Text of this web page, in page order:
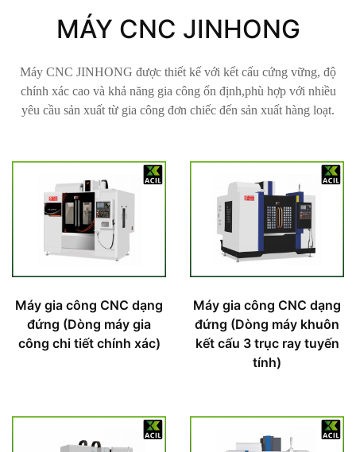
MÁY CNC JINHONG
Máy CNC JINHONG được thiết kế với kết cấu cứng vững, độ
chính xác cao và khả năng gia công ổn định,phù hợp với nhiều
yêu cầu sản xuất từ gia công đơn chiếc đến sản xuất hàng loạt.
Máy gia công CNC dạng
đứng (Dòng máy gia
công chi tiết chính xác)
Máy gia công CNC dạng
đứng (Dòng máy khuôn
kết cấu 3 trục ray tuyến
tính)